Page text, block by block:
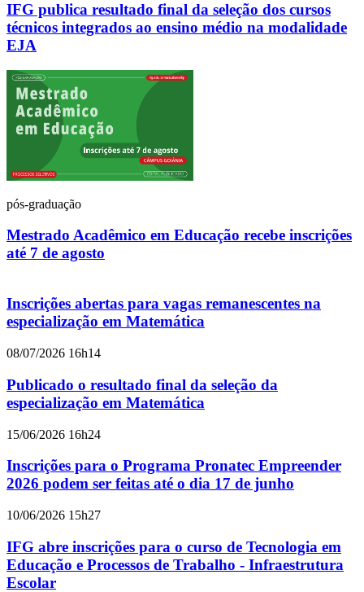
IFG publica resultado final da seleção dos cursos
técnicos integrados ao ensino médio na modalidade
EJA
pós-graduação
Mestrado Acadêmico em Educação recebe inscrições
até 7 de agosto
Inscrições abertas para vagas remanescentes na
especialização em Matemática
08/07/2026 16h14
Publicado o resultado final da seleção da
especialização em Matemática
15/06/2026 16h24
Inscrições para o Programa Pronatec Empreender
2026 podem ser feitas até o dia 17 de junho
10/06/2026 15h27
IFG abre inscrições para o curso de Tecnologia em
Educação e Processos de Trabalho - Infraestrutura
Escolar